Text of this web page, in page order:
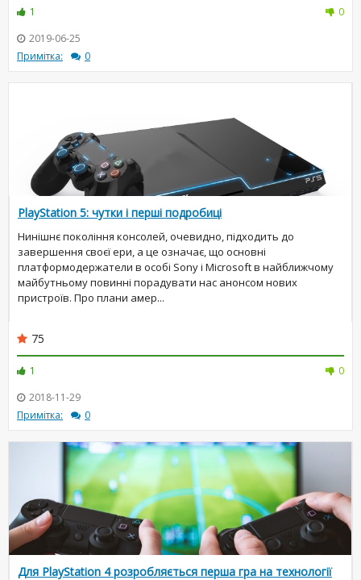
1
0
2019-06-25
Примітка:
0
PlayStation 5: чутки і перші подробиці
Нинішнє покоління консолей, очевидно, підходить до
завершення своєї ери, а це означає, що основні
платформодержатели в особі Sony і Microsoft в найближчому
майбутньому повинні порадувати нас анонсом нових
пристроїв. Про плани амер...
75
1
0
2018-11-29
Примітка:
0
Для PlayStation 4 розробляється перша гра на технології